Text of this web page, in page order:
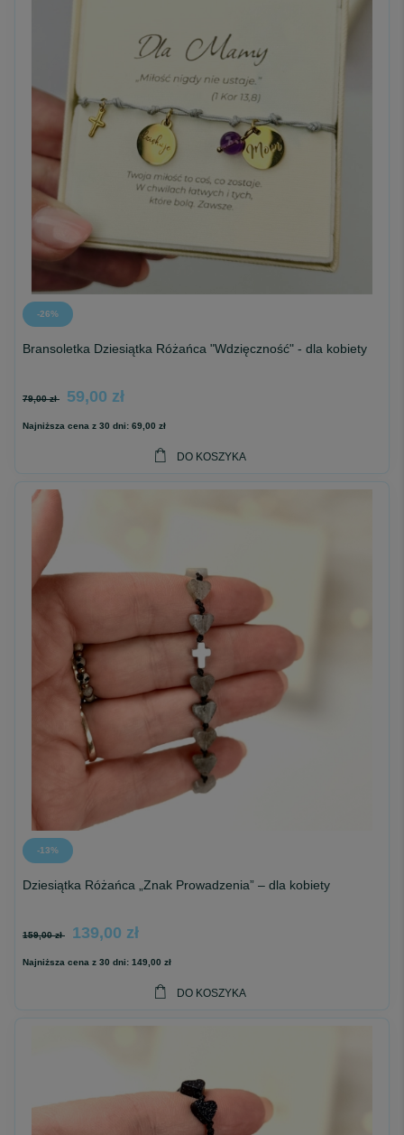
-26%
Bransoletka Dziesiątka Różańca "Wdzięczność" - dla kobiety
79,00 zł 59,00 zł
Najniższa cena z 30 dni: 69,00 zł
DO KOSZYKA
-13%
Dziesiątka Różańca „Znak Prowadzenia” – dla kobiety
159,00 zł 139,00 zł
Najniższa cena z 30 dni: 149,00 zł
DO KOSZYKA